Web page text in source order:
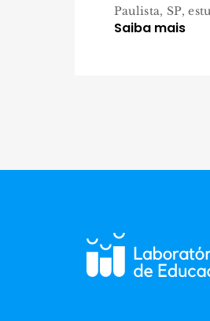
Paulista, SP,
Saiba mais